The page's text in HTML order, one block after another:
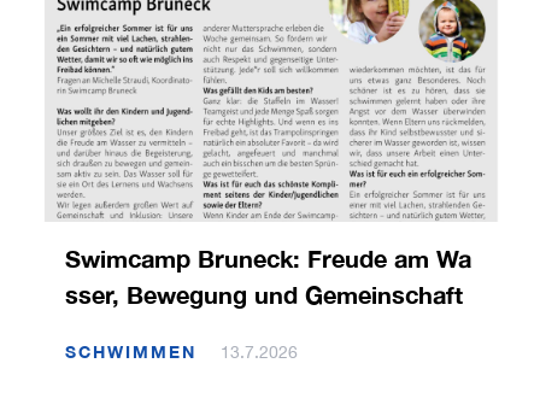
Swimcamp Bruneck: Freude am Wa
sser, Bewegung und Gemeinschaft
SCHWIMMEN 13.7.2026